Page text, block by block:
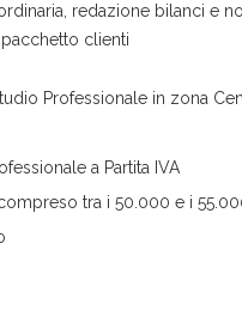
redazione bilanci e
clienti
Professionale in zona
a Partita IVA
tra i 50.000 e i